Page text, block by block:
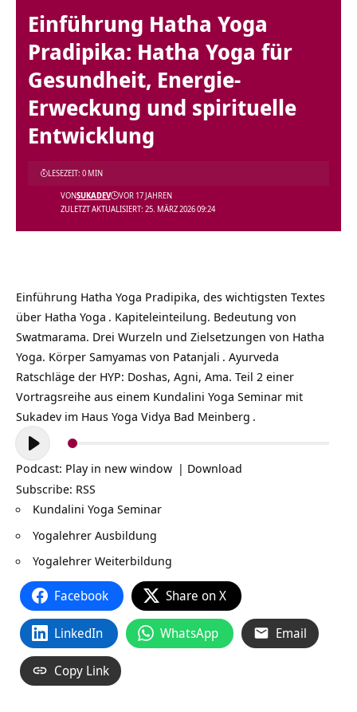
Einführung Hatha Yoga
Pradipika: Hatha Yoga für
Gesundheit, Energie-
Erweckung und spirituelle
Entwicklung
ZULETZT AKTUALISIERT: 25. MÄRZ 2026 09:24
VONSUKADEV VOR 17 JAHREN
LESEZEIT: 0 MIN
Einführung Hatha Yoga Pradipika, des wichtigsten Textes
über Hatha Yoga . Kapiteleinteilung. Bedeutung von
Swatmarama. Drei Wurzeln und Zielsetzungen von Hatha
Yoga. Körper Samyamas von Patanjali . Ayurveda
Ratschläge der HYP: Doshas, Agni, Ama. Teil 2 einer
Vortragsreihe aus einem Kundalini Yoga Seminar mit
Sukadev im Haus Yoga Vidya Bad Meinberg .
Audio-
Player
Podcast: Play in new window | Download
Subscribe: RSS
Kundalini Yoga Seminar
Yogalehrer Ausbildung
Yogalehrer Weiterbildung
Facebook Share on X
LinkedIn WhatsApp Email
Copy Link